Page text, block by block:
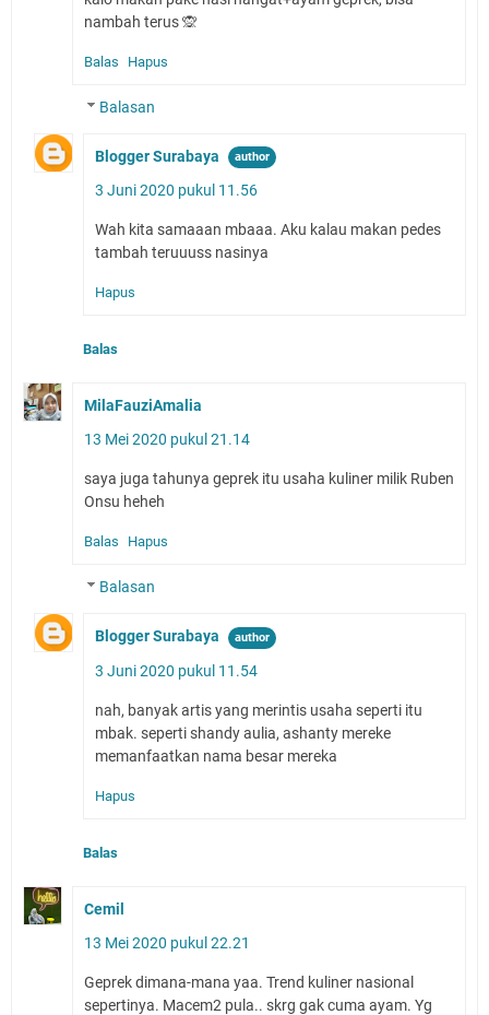
nambah terus 🙊
Balas Hapus
Balasan
Blogger Surabaya
3 Juni 2020 pukul 11.56
Wah kita samaaan mbaaa. Aku kalau makan pedes
tambah teruuuss nasinya
Hapus
Balas
MilaFauziAmalia
13 Mei 2020 pukul 21.14
saya juga tahunya geprek itu usaha kuliner milik Ruben
Onsu heheh
Balas Hapus
Balasan
Blogger Surabaya
3 Juni 2020 pukul 11.54
nah, banyak artis yang merintis usaha seperti itu
mbak. seperti shandy aulia, ashanty mereke
memanfaatkan nama besar mereka
Hapus
Balas
Cemil
13 Mei 2020 pukul 22.21
Geprek dimana-mana yaa. Trend kuliner nasional
sepertinya. Macem2 pula.. skrg gak cuma ayam. Yg